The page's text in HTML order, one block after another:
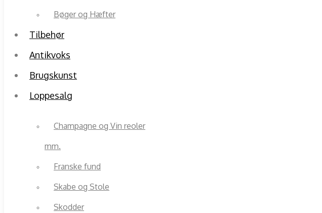
Bøger og Hæfter
Tilbehør
Antikvoks
Brugskunst
Loppesalg
Champagne og Vin reoler
mm.
Franske fund
Skabe og Stole
Skodder